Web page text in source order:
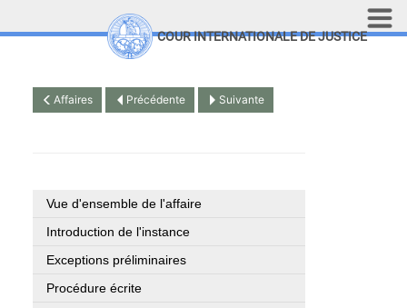
Aller au contenu principal
COUR INTERNATIONALE DE JUSTICE
Affaires Précédente Suivante
Vue d'ensemble de l'affaire
Introduction de l'instance
Exceptions préliminaires
Procédure écrite
Top Menu
Recherche sur le site